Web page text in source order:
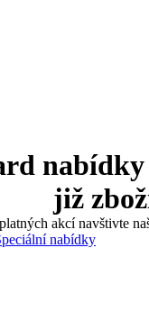
již
akcí navštivte
nabídky